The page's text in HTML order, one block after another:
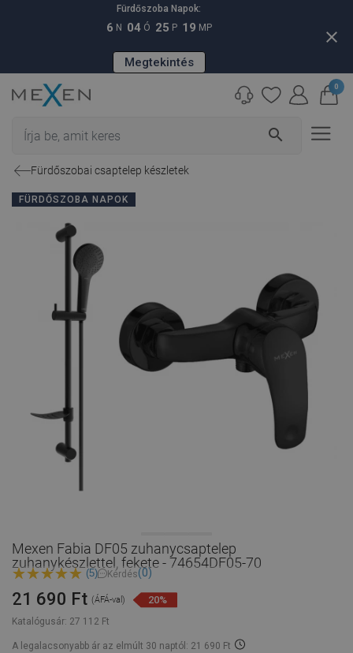
Fürdőszoba Napok:
6 N 04 Ó 25 P 17 MP
Megtekintés
close
search
0
Fürdőszobai csaptelep készletek
FÜRDŐSZOBA NAPOK
Mexen Fabia DF05 zuhanycsaptelep
zuhanykészlettel, fekete - 74654DF05-70
(5) Kérdés(0)
Katalógusár: 27 112 Ft
21 690 Ft (ÁFÁ-val) 20%
A legalacsonyabb ár az elmúlt 30 naptól: 21 690 Ft